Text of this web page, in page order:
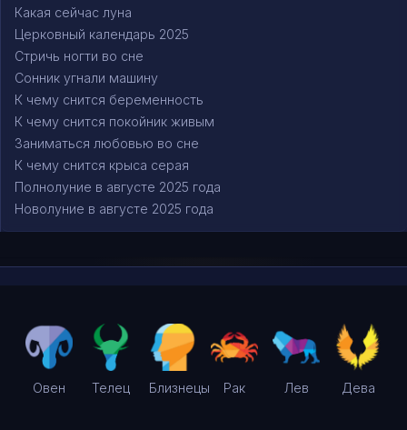
Какая сейчас луна
Церковный календарь 2025
Стричь ногти во сне
Сонник угнали машину
К чему снится беременность
К чему снится покойник живым
Заниматься любовью во сне
К чему снится крыса серая
Полнолуние в августе 2025 года
Новолуние в августе 2025 года
Овен Телец Близнецы Рак Лев Дева